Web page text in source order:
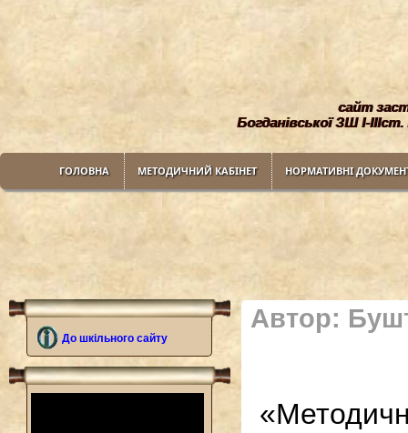
сайт
Богданiвської ЗШ I-IIIст.
ГОЛОВНА МЕТОДИЧНИЙ КАБIНЕТ НОРМАТИВНI
До шкiльного сайту
Автор: